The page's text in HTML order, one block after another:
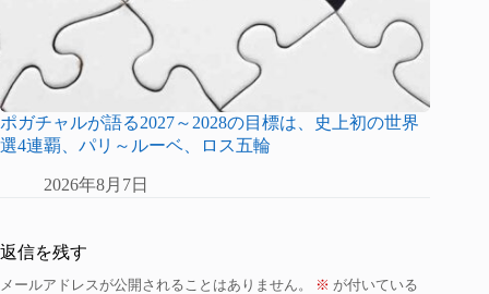
ポガチャルが語る2027～2028の目標は、史上初の世界
選4連覇、パリ～ルーベ、ロス五輪
2026年8月7日
返信を残す
メールアドレスが公開されることはありません。 ※ が付いている